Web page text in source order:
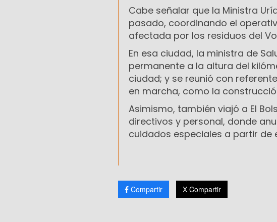
Cabe señalar que la Ministra
pasado, coordinando el
afectada por los residuos del
En esa ciudad, la ministra de
permanente a la altura del
ciudad; y se reunió con
en marcha, como la
Asimismo, también viajó a El
directivos y personal, donde
cuidados especiales a partir de
Compartir X Compartir